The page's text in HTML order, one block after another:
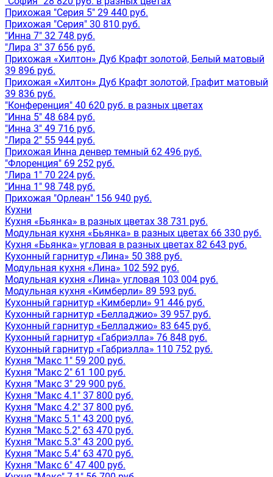
Прихожая "Серия 5" 29 440 руб.
Прихожая "Серия" 30 810 руб.
"Инна 7" 32 748 руб.
"Лира 3" 37 656 руб.
Прихожая «Хилтон» Дуб Крафт золотой, Белый матовый
39 896 руб.
Прихожая «Хилтон» Дуб Крафт золотой, Графит матовый
39 836 руб.
"Конференция" 40 620 руб. в разных цветах
"Инна 5" 48 684 руб.
"Инна 3" 49 716 руб.
"Лира 2" 55 944 руб.
Прихожая Инна денвер темный 62 496 руб.
"Флоренция" 69 252 руб.
"Лира 1" 70 224 руб.
"Инна 1" 98 748 руб.
Прихожая "Орлеан" 156 940 руб.
Кухни
Кухня «Бьянка» в разных цветах 38 731 руб.
Модульная кухня «Бьянка» в разных цветах 66 330 руб.
Кухня «Бьянка» угловая в разных цветах 82 643 руб.
Кухонный гарнитур «Лина» 50 388 руб.
Модульная кухня «Лина» 102 592 руб.
Модульная кухня «Лина» угловая 103 004 руб.
Модульная кухня «Кимберли» 89 593 руб.
Кухонный гарнитур «Кимберли» 91 446 руб.
Кухонный гарнитур «Белладжио» 39 957 руб.
Кухонный гарнитур «Белладжио» 83 645 руб.
Кухонный гарнитур «Габриэлла» 76 848 руб.
Кухонный гарнитур «Габриэлла» 110 752 руб.
Кухня "Макс 1" 59 200 руб.
Кухня "Макс 2" 61 100 руб.
Кухня "Макс 3" 29 900 руб.
Кухня "Макс 4.1" 37 800 руб.
Кухня "Макс 4.2" 37 800 руб.
Кухня "Макс 5.1" 43 200 руб.
Кухня "Макс 5.2" 63 470 руб.
Кухня "Макс 5.3" 43 200 руб.
Кухня "Макс 5.4" 63 470 руб.
Кухня "Макс 6" 47 400 руб.